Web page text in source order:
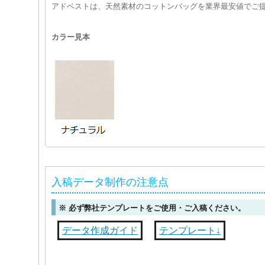
アドベストは、天然素材のコットンバッグを業界最安値でご
カラー見本
入稿データ制作の注意点
※ 必ず弊社テンプレートをご使用・ご入稿ください。
データ作成ガイド テンプレート↓